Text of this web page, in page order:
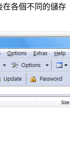
在各個不同的儲存